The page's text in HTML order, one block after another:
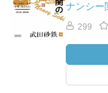
ナンシー
299